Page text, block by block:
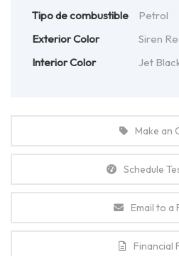
Tipo de combustible
Petrol
Exterior Color
Siren
Interior Color
Jet
Make an
Schedule
Email to a
Financial